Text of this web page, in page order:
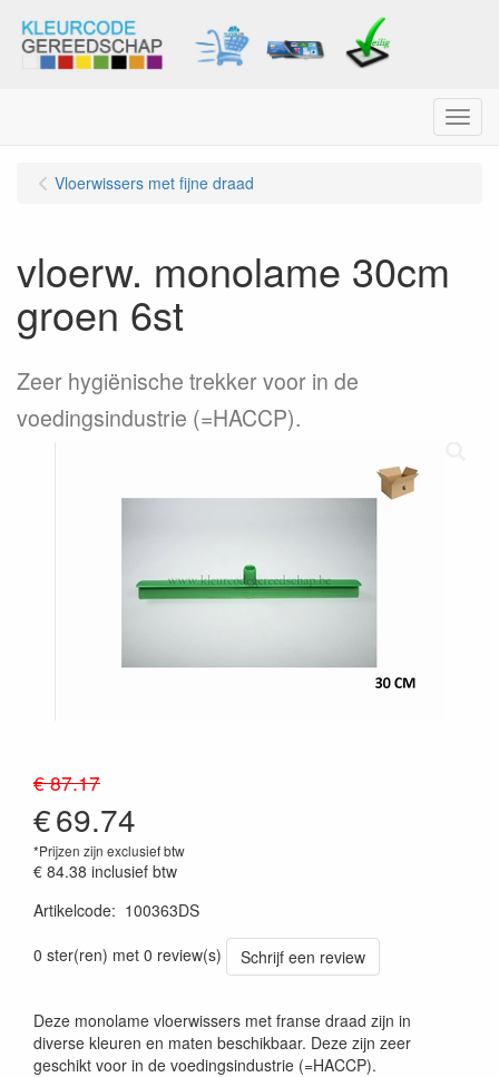
Menu
Vloerwissers met fijne draad
vloerw. monolame 30cm
groen 6st
Zeer hygiënische trekker voor in de
voedingsindustrie (=HACCP).
€ 87.17
€69.74
*Prijzen zijn exclusief btw
€ 84.38 inclusief btw
Artikelcode: 100363DS
0 ster(ren) met 0 review(s)
Schrijf een review
Deze monolame vloerwissers met franse draad zijn in
diverse kleuren en maten beschikbaar. Deze zijn zeer
geschikt voor in de voedingsindustrie (=HACCP).